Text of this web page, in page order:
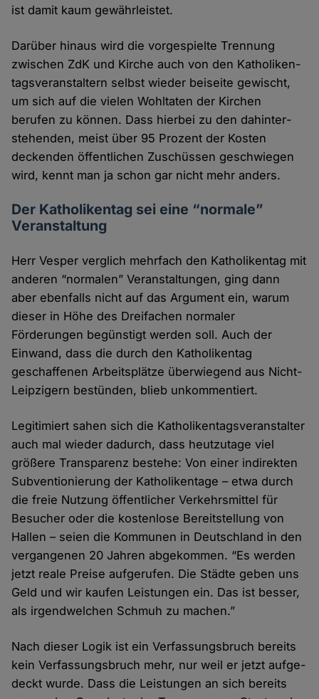
ist damit kaum gewähr­leistet.
Darüber hinaus wird die vor­gespielte Trennung
zwischen ZdK und Kirche auch von den Katholiken­
tags­veranstaltern selbst wieder bei­seite gewischt,
um sich auf die vielen Wohl­taten der Kirchen
berufen zu können. Dass hierbei zu den dahinter­
stehenden, meist über 95 Prozent der Kosten
deckenden öffent­lichen Zuschüssen geschwiegen
wird, kennt man ja schon gar nicht mehr anders.
Der Katholikentag sei eine “normale”
Veranstaltung
Herr Vesper verglich mehrfach den Katholiken­tag mit
anderen “normalen” Veran­staltungen, ging dann
aber eben­falls nicht auf das Argument ein, warum
dieser in Höhe des Drei­fachen normaler
Förderungen begünstigt werden soll. Auch der
Einwand, dass die durch den Katholiken­tag
geschaffenen Arbeits­plätze über­wiegend aus Nicht-
Leipzigern bestünden, blieb unkommentiert.
Legitimiert sahen sich die Katholiken­tags­veranstalter
auch mal wieder dadurch, dass heut­zutage viel
größere Transparenz bestehe: Von einer indirekten
Subventionierung der Katholiken­tage – etwa durch
die freie Nutzung öffent­licher Verkehrs­mittel für
Besucher oder die kosten­lose Bereit­stellung von
Hallen – seien die Kommunen in Deutsch­land in den
vergangenen 20 Jahren abge­kommen. “Es werden
jetzt reale Preise aufge­rufen. Die Städte geben uns
Geld und wir kaufen Leistungen ein. Das ist besser,
als irgend­welchen Schmuh zu machen.”
Nach dieser Logik ist ein Verfassungs­bruch bereits
kein Verfassungs­bruch mehr, nur weil er jetzt aufge­
deckt wurde. Dass die Leistungen an sich bereits